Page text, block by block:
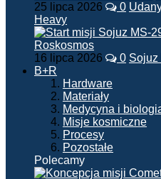
25 lipca 2026 0
Heavy
16 lipca 2026 0 Sojuz
B+R
Hardware
Materiały
Medycyna i
Misje kosmiczne
Procesy
Pozostałe
Polecamy